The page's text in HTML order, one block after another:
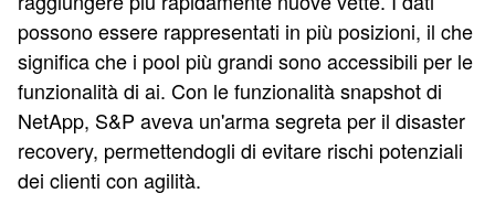
possono essere rappresentati in più posizioni, il che
significa che i pool più grandi sono accessibili per le
funzionalità di ai. Con le funzionalità snapshot di
NetApp, S&P aveva un'arma segreta per il disaster
recovery, permettendogli di evitare rischi potenziali
dei clienti con agilità.